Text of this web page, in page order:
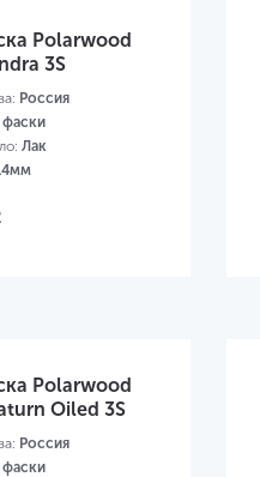
Polarwood
3S
Россия
фаски
Лак
Polarwood
Oiled 3S
Россия
фаски